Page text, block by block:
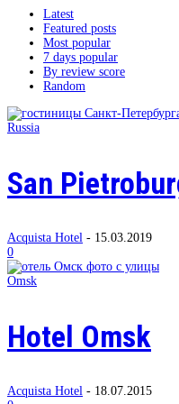
Latest
Featured posts
Most popular
7 days popular
By review score
Random
Russia
San
Acquista Hotel - 15.03.2019
0
Omsk
Hotel Omsk
Acquista Hotel - 18.07.2015